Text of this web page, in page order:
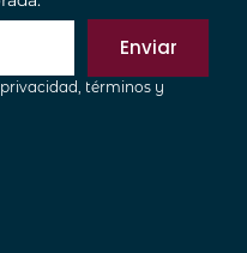
Enviar
términos y